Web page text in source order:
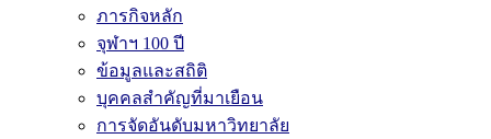
ภารกิจหลัก
จุฬาฯ 100 ปี
ข้อมูลและสถิติ
บุคคลสำคัญที่มาเยือน
การจัดอันดับมหาวิทยาลัย